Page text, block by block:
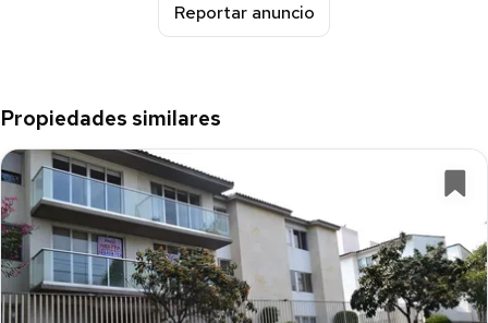
Reportar anuncio
Propiedades similares